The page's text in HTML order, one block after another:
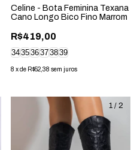
Celine - Bota Feminina Texana
Cano Longo Bico Fino Marrom
R$419,00
343536373839
8 xde R$52,38 sem juros
1 / 2